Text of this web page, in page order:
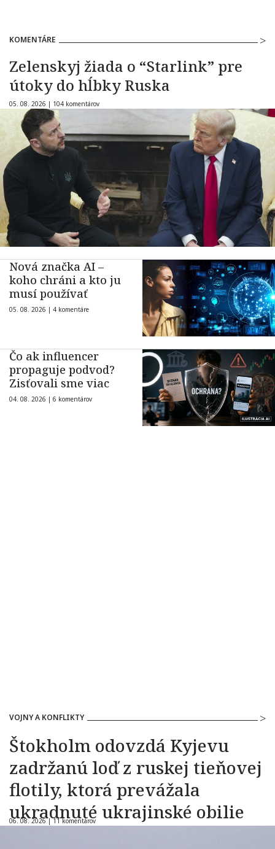
KOMENTÁRE
Zelenskyj žiada o “Starlink” pre
útoky do hĺbky Ruska
05. 08. 2026 | 104 komentárov
Nová značka AI –
koho chráni a kto ju
musí používať
05. 08. 2026 | 4 komentáre
Čo ak influencer
propaguje podvod?
Zisťovali sme viac
04. 08. 2026 | 6 komentárov
VOJNY A KONFLIKTY
Štokholm odovzdá Kyjevu
zadržanú loď z ruskej tieňovej
flotily, ktorá prevážala
ukradnuté ukrajinské obilie
06. 08. 2026 |11 komentárov